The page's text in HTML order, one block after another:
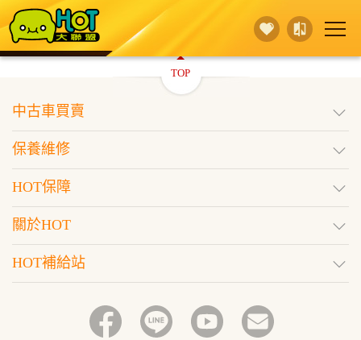
賣 車
行銷活動 據點查詢 HOT保障
TOP
中古車買賣
保養維修
HOT保障
關於HOT
HOT補給站